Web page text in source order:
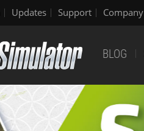
Updates Support Company
BLOG